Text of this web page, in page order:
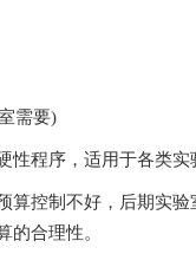
需要)
，适用于各类实验室的
控制不好，后期实验
理性。